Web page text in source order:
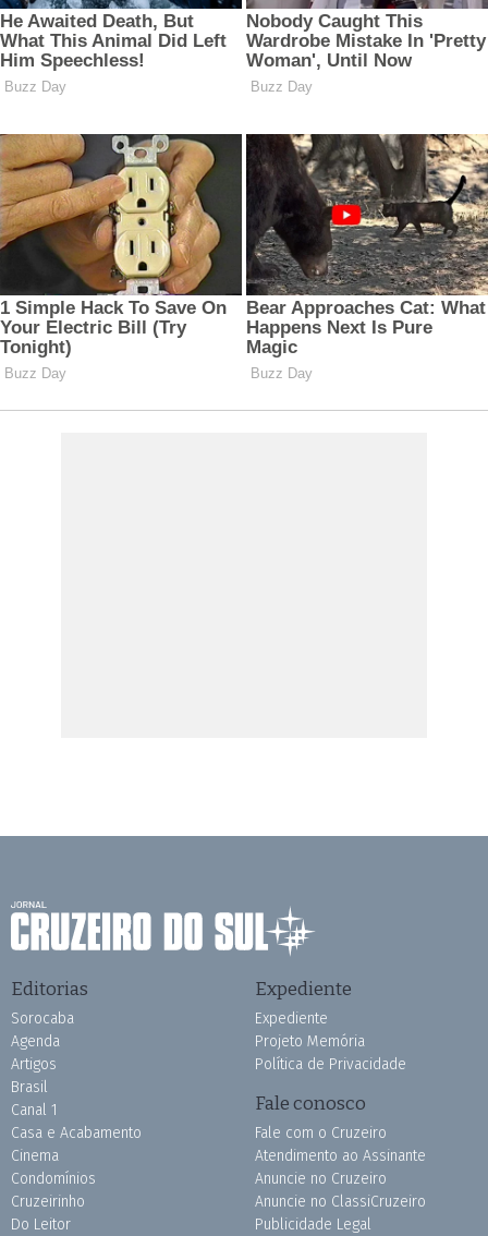
Editorias
Sorocaba
Agenda
Artigos
Brasil
Canal 1
Casa e Acabamento
Cinema
Condomínios
Cruzeirinho
Do Leitor
Expediente
Expediente
Projeto Memória
Política de Privacidade
Fale conosco
Fale com o Cruzeiro
Atendimento ao Assinante
Anuncie no Cruzeiro
Anuncie no ClassiCruzeiro
Publicidade Legal